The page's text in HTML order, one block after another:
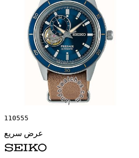
110555
عرض سريع